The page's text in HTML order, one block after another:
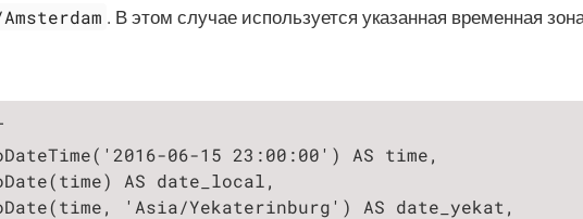
. В этом случае используется указанная временная
06-15 23:00:00') AS time,
AS date_local,
'Asia/Yekaterinburg') AS date_yekat,